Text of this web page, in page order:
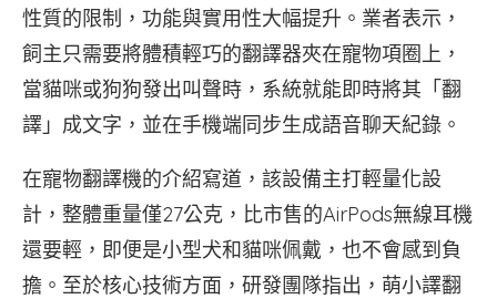
性質的限制，功能與實用性大幅提升。業者表示，
飼主只需要將體積輕巧的翻譯器夾在寵物項圈上，
當貓咪或狗狗發出叫聲時，系統就能即時將其「翻
譯」成文字，並在手機端同步生成語音聊天紀錄。
在寵物翻譯機的介紹寫道，該設備主打輕量化設
計，整體重量僅27公克，比市售的AirPods無線耳機
還要輕，即便是小型犬和貓咪佩戴，也不會感到負
擔。至於核心技術方面，研發團隊指出，萌小譯翻